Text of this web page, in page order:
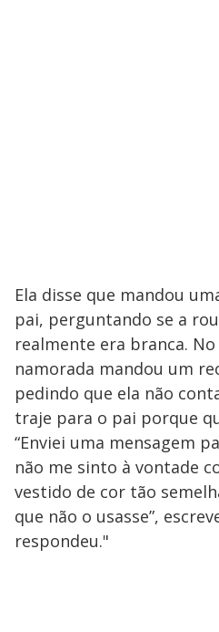
Ela disse que mandou
pai, perguntando se a
realmente era branca.
namorada mandou um
pedindo que ela não
traje para o pai porque
“Enviei uma mensagem
não me sinto à vontade
vestido de cor tão
que não o usasse”,
respondeu."